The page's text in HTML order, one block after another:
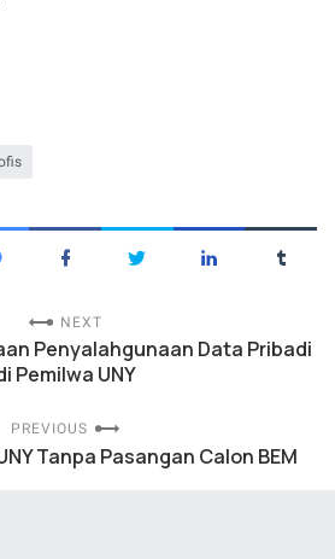
NEXT
Penyalahgunaan Data Pribadi
Pemilwa UNY
PREVIOUS
Tanpa Pasangan Calon BEM